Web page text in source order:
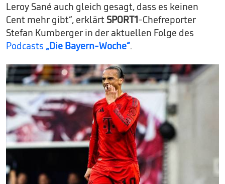
Leroy Sané auch gleich gesagt, dass es keinen
Cent mehr gibt“, erklärt SPORT1-Chefreporter
Stefan Kumberger in der aktuellen Folge des
Podcasts „Die Bayern-Woche“.